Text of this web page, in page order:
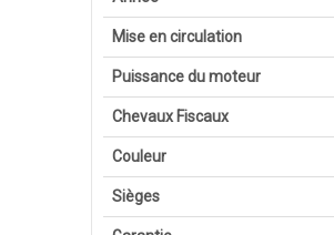
Mise en circulation
Puissance du moteur
Chevaux Fiscaux
Couleur
Sièges